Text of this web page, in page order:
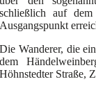
schließlich auf
Ausgangspunkt
Die Wanderer, die
dem
Höhnstedter Straße,